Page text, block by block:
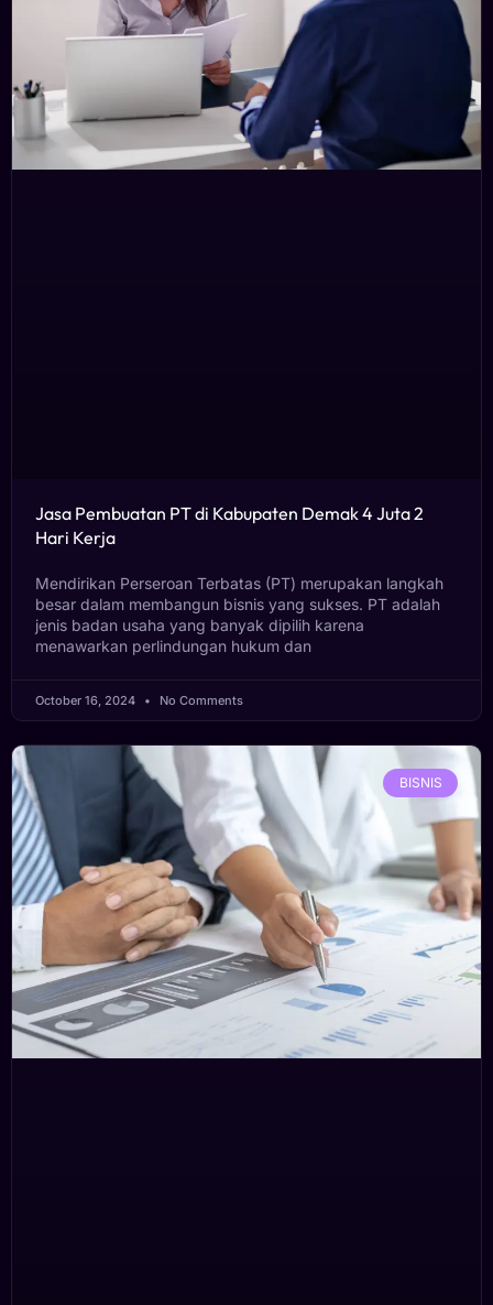
Jasa Pembuatan PT di Kabupaten Demak 4 Juta 2
Hari Kerja
Mendirikan Perseroan Terbatas (PT) merupakan langkah
besar dalam membangun bisnis yang sukses. PT adalah
jenis badan usaha yang banyak dipilih karena
menawarkan perlindungan hukum dan
October 16, 2024 No Comments
BISNIS